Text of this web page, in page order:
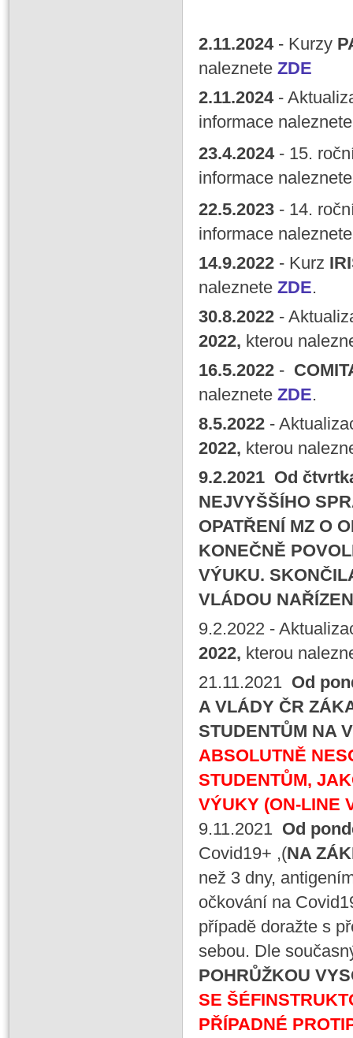
2.11.2024- Kurzy
naleznete ZDE
2.11.2024 -
informace
23.4.2024 - 15.
informace
22.5.2023 - 14.
informace
14.9.2022 - Kurz
naleznete ZDE.
30.8.2022 -
2022, kterou
16.5.2022 -
naleznete ZDE.
8.5.2022 -
2022, kterou
9.2.2021 Od
NEJVYŠŠÍHO
OPATŘENÍ MZ O
KONEČNĚ
VÝUKU.
VLÁDOU
9.2.2022 -
2022, kterou
21.11.2021 Od
A VLÁDY ČR
STUDENTŮM NA
ABSOLUTNĚ
STUDENTŮM,
VÝUKY (ON-LINE
9.11.2021 Od
Covid19+ ,(NA
než 3 dny,
očkování na
případě doražte s
sebou. Dle
POHRŮŽKOU
SE
PŘÍPADNÉ